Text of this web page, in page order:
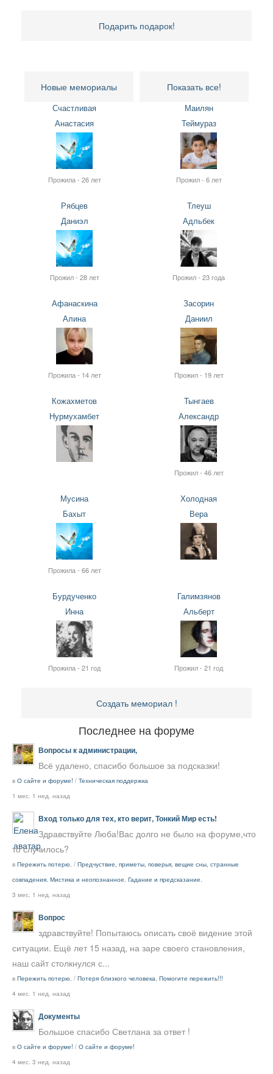
Подарить подарок!
Новые мемориалы Показать все!
Счастливая
Анастасия
Прожила - 26 лет
Маилян
Теймураз
Прожил - 6 лет
Рябцев
Даниэл
Прожил - 28 лет
Тлеуш
Адльбек
Прожил - 23 года
Афанаскина
Алина
Прожила - 14 лет
Засорин
Даниил
Прожил - 19 лет
Кожахметов
Нурмухамбет
Тынгаев
Александр
Прожил - 46 лет
Мусина
Бахыт
Прожила - 66 лет
Холодная
Вера
Бурдученко
Инна
Прожила - 21 год
Галимзянов
Альберт
Прожил - 21 год
Создать мемориал !
Последнее на форуме
Вопросы к администрации,
Всё удалено, спасибо большое за подсказки!
в О сайте и форуме! / Техническая поддержка
1 мес. 1 нед. назад
Вход только для тех, кто верит, Тонкий Мир есть!
Здравствуйте Люба!Вас долго не было на форуме,что
то случилось?
в Пережить потерю. / Предчуствие, приметы, поверья, вещие сны, странные
совпадения. Мистика и неопознанное. Гадание и предсказание.
3 мес. 1 нед. назад
Вопрос
здравствуйте! Попытаюсь описать своё видение этой
ситуации. Ещё лет 15 назад, на заре своего становления,
наш сайт столкнулся с...
в Пережить потерю. / Потеря близкого человека. Помогите пережить!!!
4 мес. 1 нед. назад
Документы
Большое спасибо Светлана за ответ !
в О сайте и форуме! / О сайте и форуме!
4 мес. 3 нед. назад